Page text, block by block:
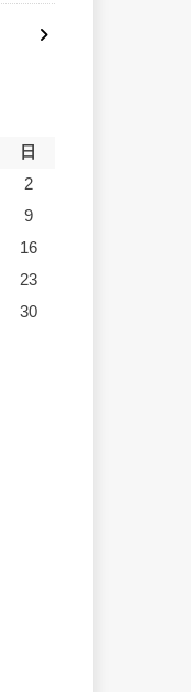
日
2
9
16
23
30